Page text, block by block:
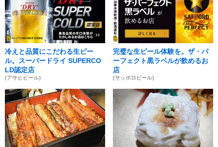
冷えと品質にこだわる生ビー
ル。スーパードライ SUPERCO
LD認定店
(アサヒビール)
完璧な生ビール体験を。ザ・パ
ーフェクト黒ラベルが飲めるお
店
(サッポロビール)